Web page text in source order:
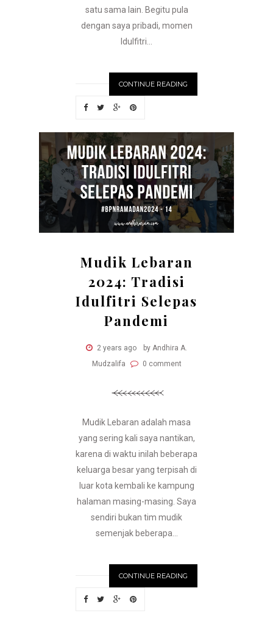
satu sama lain. Begitu pula
dengan saya pribadi, momen
Idulfitri...
CONTINUE READING
Mudik Lebaran
2024: Tradisi
Idulfitri Selepas
Pandemi
2 years ago
by Andhira A.
Mudzalifa
0 comment
Mudik Lebaran adalah masa
yang sering kali saya nantikan,
karena di waktu inilah beberapa
keluarga besar yang terpisah di
luar kota kembali ke kampung
halaman masing-masing. Saya
sendiri bukan tim mudik
semenjak beberapa...
CONTINUE READING